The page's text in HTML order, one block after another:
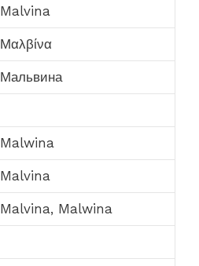
Malvina
Μαλβίνα
Мальвина
Malwina
Malvina
Malvina, Malwina